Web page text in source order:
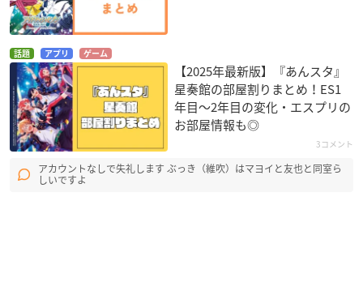
話題 アプリ ゲーム
【2025年最新版】『あんスタ』
星奏館の部屋割りまとめ！ES1
年目〜2年目の変化・エスプリの
お部屋情報も◎
3コメント
アカウントなしで失礼します ぶっき（維吹）はマヨイと友也と同室ら
しいですよ